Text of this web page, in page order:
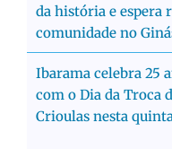
da história e espera
comunidade no
Ibarama celebra 25
com o Dia da Troca
Crioulas nesta